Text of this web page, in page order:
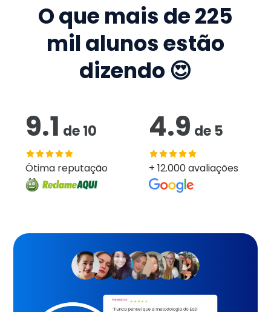
O que mais de225
mil alunos estão
dizendo 😍
9.1 de10
Ótima reputação
4.9 de 5
+ 12.000 avaliações